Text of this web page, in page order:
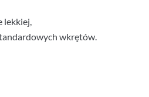
lekkiej,
wkrętów.